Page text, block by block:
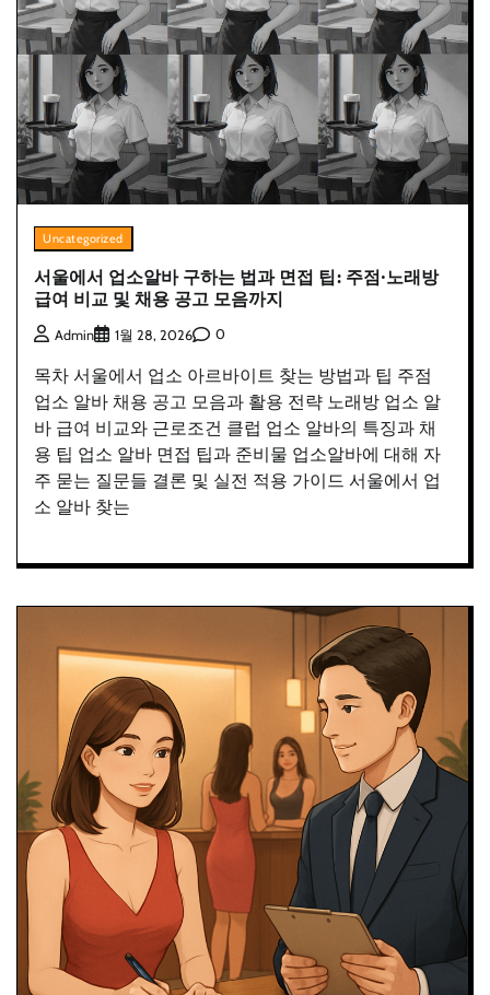
Uncategorized
서울에서 업소알바 구하는 법과 면접 팁: 주점·노래방
급여 비교 및 채용 공고 모음까지
Admin 1월 28, 2026 0
목차 서울에서 업소 아르바이트 찾는 방법과 팁 주점
업소 알바 채용 공고 모음과 활용 전략 노래방 업소 알
바 급여 비교와 근로조건 클럽 업소 알바의 특징과 채
용 팁 업소 알바 면접 팁과 준비물 업소알바에 대해 자
주 묻는 질문들 결론 및 실전 적용 가이드 서울에서 업
소 알바 찾는